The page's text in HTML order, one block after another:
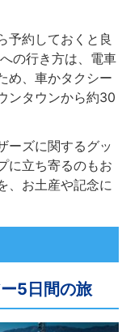
予約しておくと良
の行き方は、電車
め、車かタクシー
ンタウンから約30
ーズに関するグッ
に立ち寄るのもお
、お土産や記念に
5日間の旅